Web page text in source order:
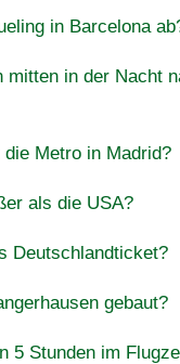
in Barcelona
mitten in der Nacht
Metro in Madrid?
als die USA?
Deutschlandticket?
gebaut?
5 Stunden im